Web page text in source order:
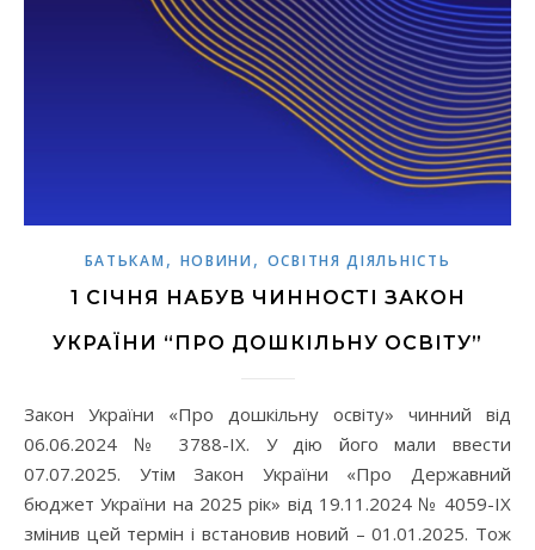
БАТЬКАМ , НОВИНИ , ОСВІТНЯ ДІЯЛЬНІСТЬ
1 СІЧНЯ НАБУВ ЧИННОСТІ ЗАКОН
УКРАЇНИ “ПРО ДОШКІЛЬНУ ОСВІТУ”
Закон України «Про дошкільну освіту» чинний від
06.06.2024 № 3788-IX. У дію його мали ввести
07.07.2025. Утім Закон України «Про Державний
бюджет України на 2025 рік» від 19.11.2024 № 4059-IX
змінив цей термін і встановив новий – 01.01.2025. Тож